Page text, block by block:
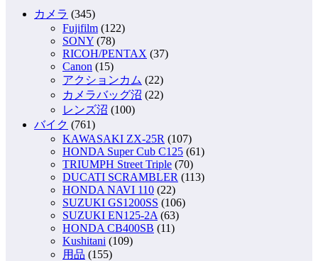
カメラ (345)
Fujifilm (122)
SONY (78)
RICOH/PENTAX (37)
Canon (15)
アクションカム (22)
カメラバッグ沼 (22)
レンズ沼 (100)
バイク (761)
KAWASAKI ZX-25R (107)
HONDA Super Cub C125 (61)
TRIUMPH Street Triple (70)
DUCATI SCRAMBLER (113)
HONDA NAVI 110 (22)
SUZUKI GS1200SS (106)
SUZUKI EN125-2A (63)
HONDA CB400SB (11)
Kushitani (109)
用品 (155)